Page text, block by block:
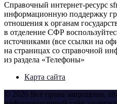
Справочный интернет-ресурс
информационную поддержку
отношения к органам
в отделение СФР
источниками (все ссылки на
на страницах со справочной
из раздела «Телефоны»
Карта сайта
© 2026 Все права защищены.